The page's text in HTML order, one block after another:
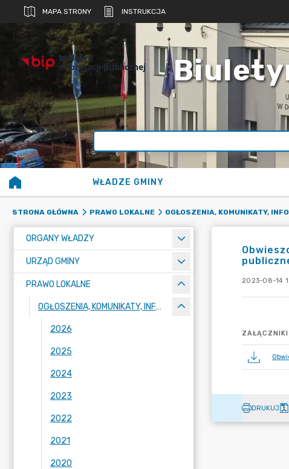
MAPA STRONY INSTRUKCJA
biuletyn
informacji publicznej
WŁADZE GMINY
STRONA GŁÓWNA PRAWO LOKALNE OGŁOSZENIA, KOMUNIKATY,
ORGANY WŁADZY
URZĄD GMINY
PRAWO LOKALNE
OGŁOSZENIA, KOMUNIKATY, INFORMACJE
2026
2025
2024
2023
2022
2021
2020
2023-08-14
ZAŁĄCZNIKI
DRUKUJ